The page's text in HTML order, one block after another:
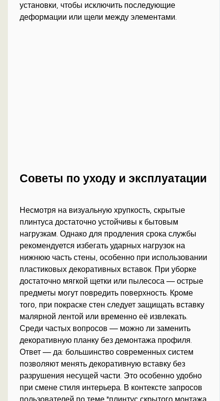
установки, чтобы исключить последующие
деформации или щели между элементами.
Советы по уходу и эксплуатации
Несмотря на визуальную хрупкость, скрытые
плинтуса достаточно устойчивы к бытовым
нагрузкам. Однако для продления срока службы
рекомендуется избегать ударных нагрузок на
нижнюю часть стены, особенно при использовании
пластиковых декоративных вставок. При уборке
достаточно мягкой щетки или пылесоса — острые
предметы могут повредить поверхность. Кроме
того, при покраске стен следует защищать вставку
малярной лентой или временно её извлекать.
Среди частых вопросов — можно ли заменить
декоративную планку без демонтажа профиля.
Ответ — да: большинство современных систем
позволяют менять декоративную вставку без
разрушения несущей части. Это особенно удобно
при смене стиля интерьера. В контексте запросов